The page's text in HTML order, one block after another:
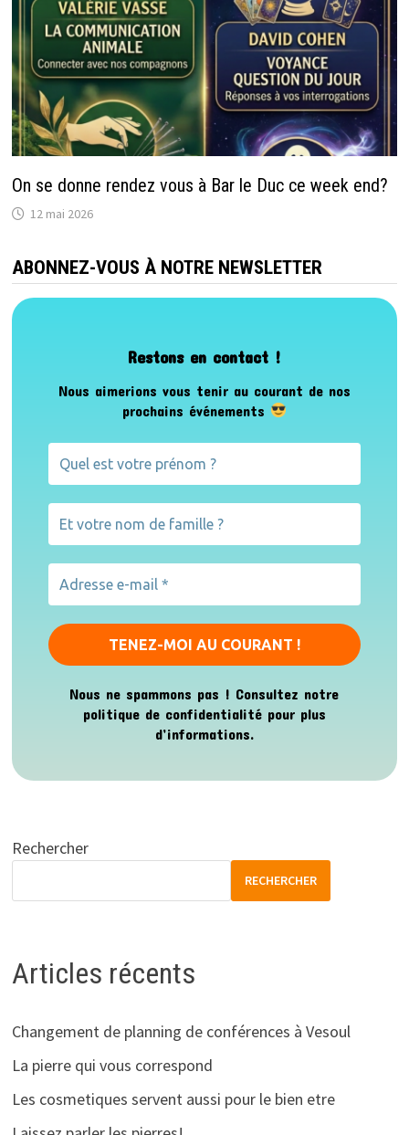
On se donne rendez vous à Bar le Duc ce week end?
12 mai 2026
ABONNEZ-VOUS À NOTRE NEWSLETTER
Restons en contact !
Nous aimerions vous tenir au courant de nos
prochains événements
Nous ne spammons pas ! Consultez notre
politique de confidentialitépour plus
d’informations.
Rechercher
RECHERCHER
Articles récents
Changement de planning de conférences à Vesoul
La pierre qui vous correspond
Les cosmetiques servent aussi pour le bien etre